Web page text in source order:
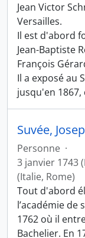
Jean Victor
Versailles.
Il est d'abord
Jean-Baptiste
François
Il a exposé au
jusqu'en
Suvée,
Personne ·
3 janvier 1743
(Italie, Rome)
Tout d'abord
l’académie de
1762 où il
Bachelier. En